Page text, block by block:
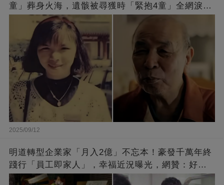
童」葬身火海，遺骸被尋獲時「緊抱4童」全網淚
崩：真正的英雄不該被遺忘
2025/09/12
明道轉型企業家「月入2億」不忘本！豪發千萬年終
踐行「員工即家人」，幸福近況曝光，網贊：好老
闆的福報